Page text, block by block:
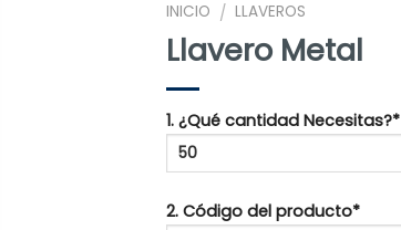
INICIO / LLAVEROS
Llavero Metal
1. ¿Qué cantidad Necesitas?*
2. Código del producto*